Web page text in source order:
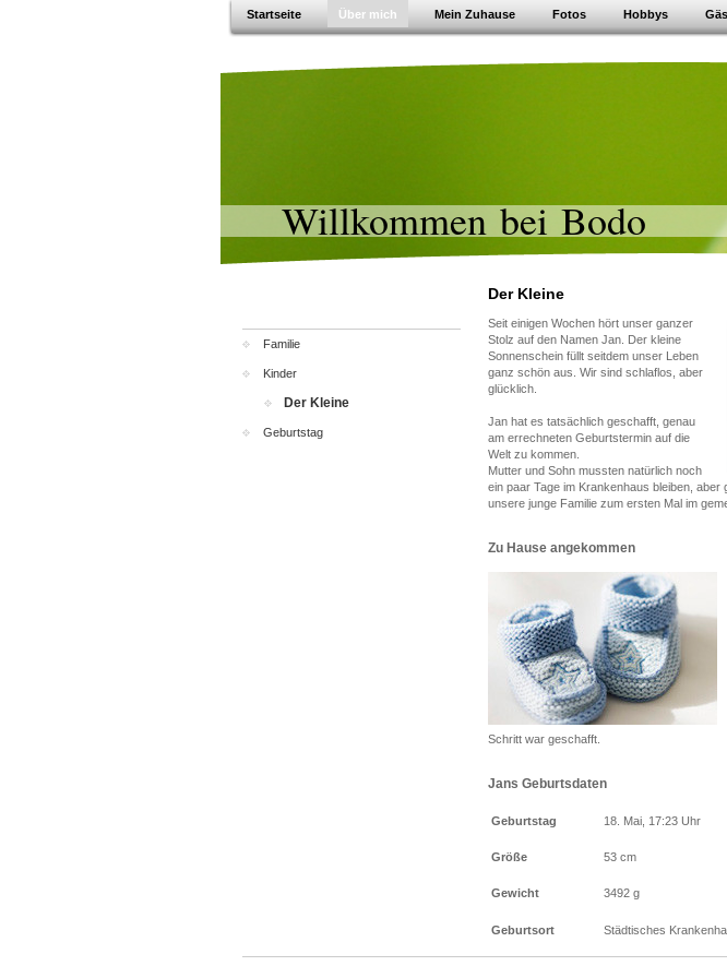
Startseite Über mich Mein Zuhause Fotos Hobbys
Willkommen bei Bodo
Familie
Kinder
Der Kleine
Geburtstag
Der Kleine
Seit einigen Wochen hört unser ganzer
Stolz auf den Namen Jan. Der kleine
Sonnenschein füllt seitdem unser Leben
ganz schön aus. Wir sind schlaflos, aber
glücklich.
Jan hat es tatsächlich geschafft, genau
am errechneten Geburtstermin auf die
Welt zu kommen.
Mutter und Sohn mussten natürlich noch
ein paar Tage im Krankenhaus bleiben,
unsere junge Familie zum ersten Mal im
Zu Hause angekommen
Schritt war geschafft.
Jans Geburtsdaten
Geburtstag 18. Mai, 17:23 Uhr
Größe 53 cm
Gewicht 3492 g
Geburtsort Städtisches